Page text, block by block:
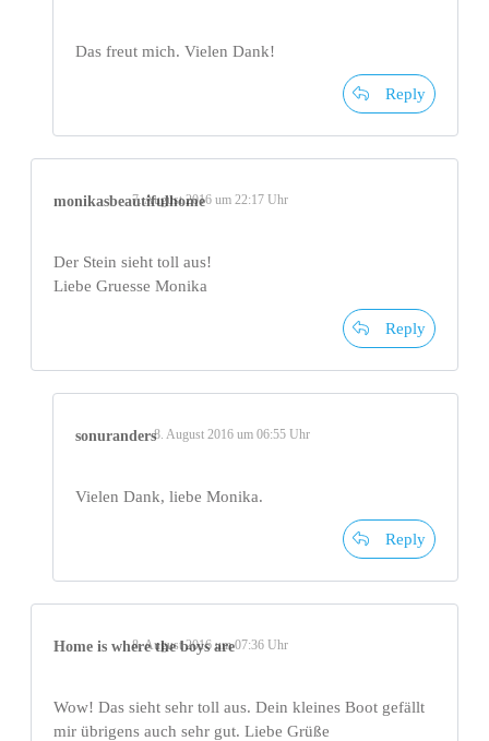
Das freut mich. Vielen Dank!
Reply
monikasbeautifulhome7. August 2016 um 22:17 Uhr
Der Stein sieht toll aus!
Liebe Gruesse Monika
Reply
sonuranders8. August 2016 um 06:55 Uhr
Vielen Dank, liebe Monika.
Reply
Home is where the boys are
8. August 2016 um 07:36 Uhr
Wow! Das sieht sehr toll aus. Dein kleines Boot gefällt
mir übrigens auch sehr gut. Liebe Grüße